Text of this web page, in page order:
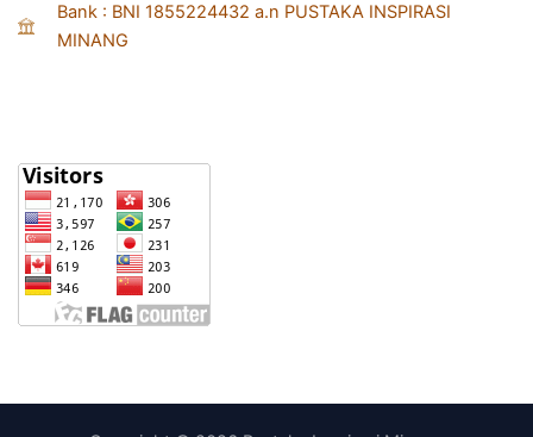
Bank : BNI 1855224432 a.n PUSTAKA INSPIRASI
MINANG